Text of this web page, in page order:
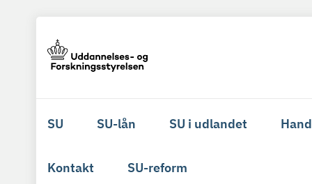
SU SU-lån SU i udlandet
Kontakt SU-reform